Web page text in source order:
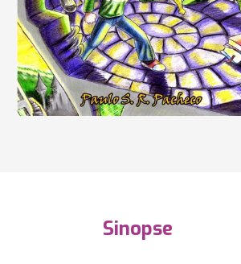
Sinopse